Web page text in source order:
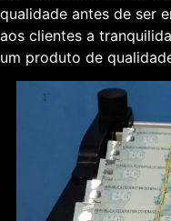
qualidade antes de ser
aos clientes a
um produto de